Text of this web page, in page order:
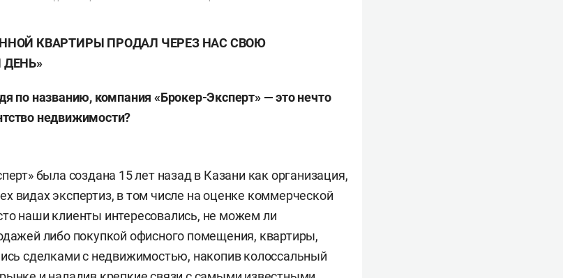
КВАРТИРЫ ПРОДАЛ ЧЕРЕЗ НАС СВОЮ
по названию, компания «Брокер-Эксперт» — это нечто
недвижимости?
была создана 15 лет назад в Казани как организация,
видах экспертиз, в том числе на оценке коммерческой
наши клиенты интересовались, не можем ли
либо покупкой офисного помещения, квартиры,
сделками с недвижимостью, накопив колоссальный